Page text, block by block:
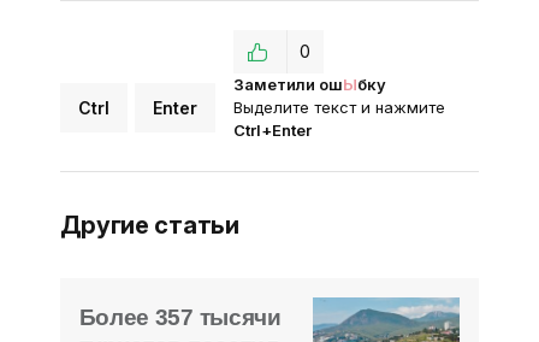
Ctrl Enter
Заметили ошЫбку
Выделите текст и нажмите
Ctrl+Enter
0
Другие статьи
Более 357 тысячи